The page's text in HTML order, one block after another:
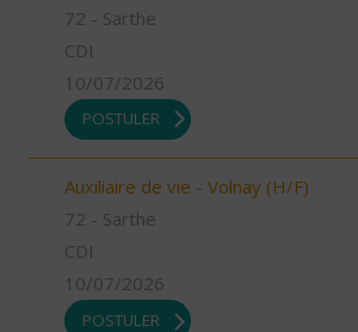
72 - Sarthe
CDI
10/07/2026
POSTULER
Auxiliaire de vie - Volnay (H/F)
72 - Sarthe
CDI
10/07/2026
POSTULER